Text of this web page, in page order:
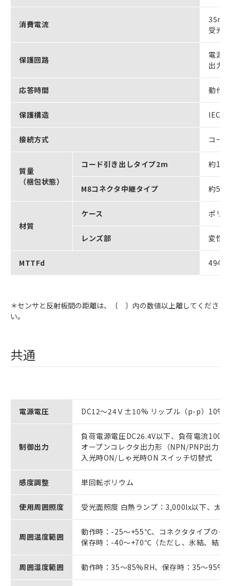
消費電流
受光
保護回路
電源
出力
応答時間 動作
保護構造 IEC
接続方式 コー
質量
（梱包状態）
コード引き出しタイプ2m 約
M8コネクタ中継タイプ 約50g
材質
ケース ポリ
レンズ部 変性
MTTFd 494年
＊センサと反射板間の距離は、〔 〕内の数値以上離してくださ
い。
共通
電源電圧 DC12～24Ｖ±10% リップル（p-p）10%
制御出力
負荷電源電圧DC26.4V以下、負荷電流
オープンコレクタ出力形（NPN/PNP出力
入光時ON/しゃ光時ON スイッチ切替式
感度調整 単回転ボリウム
使用周囲照度 受光面照度 白熱ランプ：3,000lx以下、太
周囲温度範囲
動作時：-25～+55℃、コネクタタイプの
保存時：-40～+70℃（ただし、氷結、結露
周囲湿度範囲 動作時：35～85%RH、保存時：35～